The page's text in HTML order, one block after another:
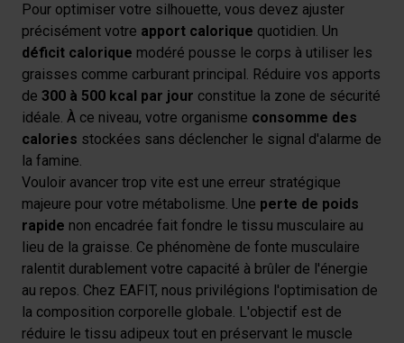
Pour optimiser votre silhouette, vous devez ajuster
précisément votre apport calorique quotidien. Un
déficit calorique modéré pousse le corps à utiliser les
graisses comme carburant principal. Réduire vos apports
de 300 à 500 kcal par jour constitue la zone de sécurité
idéale. À ce niveau, votre organisme consomme des
calories stockées sans déclencher le signal d'alarme de
la famine.
Vouloir avancer trop vite est une erreur stratégique
majeure pour votre métabolisme. Une perte de poids
rapide non encadrée fait fondre le tissu musculaire au
lieu de la graisse. Ce phénomène de fonte musculaire
ralentit durablement votre capacité à brûler de l'énergie
au repos. Chez EAFIT, nous privilégions l'optimisation de
la composition corporelle globale. L'objectif est de
réduire le tissu adipeux tout en préservant le muscle